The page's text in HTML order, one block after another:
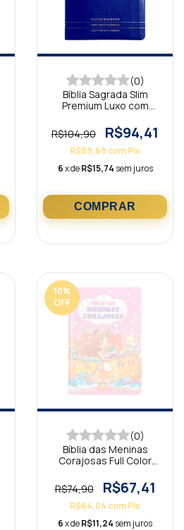
(0)
Bíblia Sagrada Slim
Premium Luxo com
Bordô
R$104,90 R$94,41
R$89,69 comPix
6x deR$15,74 sem juros
10%
OFF
(0)
Bíblia das Meninas
Corajosas Full Color
R$74,90
R$67,41
R$64,04 comPix
6x deR$11,24 sem juros